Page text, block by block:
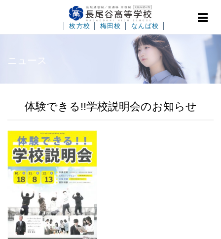
│枚方校 梅田校 なんば校
ニュース
体験できる!!学校説明会のお知らせ